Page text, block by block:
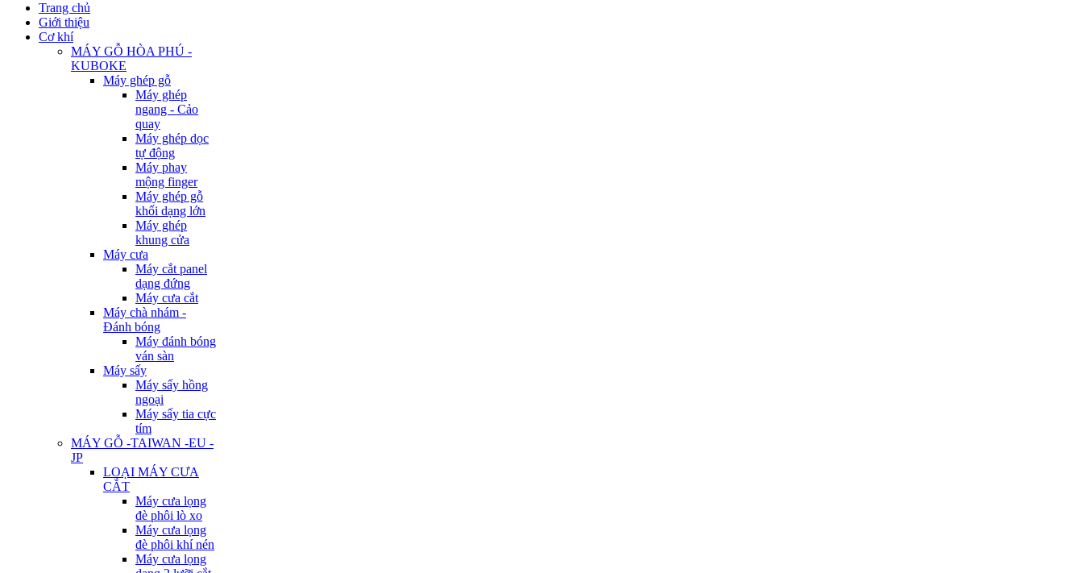
Trang chủ
Giới thiệu
Cơ khí
MÁY GỖ HÒA PHÚ -
KUBOKE
Máy ghép gỗ
Máy ghép
ngang - Cảo
quay
Máy ghép dọc
tự động
Máy phay
mộng finger
Máy ghép gỗ
khối dạng lớn
Máy ghép
khung cửa
Máy cưa
Máy cắt panel
dạng đứng
Máy cưa cắt
Máy chà nhám -
Đánh bóng
Máy đánh bóng
ván sàn
Máy sấy
Máy sấy hồng
ngoại
Máy sấy tia cực
tím
MÁY GỖ -TAIWAN -EU -
JP
LOẠI MÁY CƯA
CẮT
Máy cưa lọng
đè phôi lò xo
Máy cưa lọng
đè phôi khí nén
Máy cưa lọng